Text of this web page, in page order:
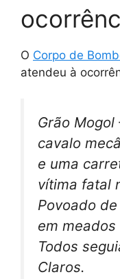
O Corpo de
atendeu à
Grão Mogol
cavalo
e uma
vítima fatal
Povoado
em
Todos
Claros.